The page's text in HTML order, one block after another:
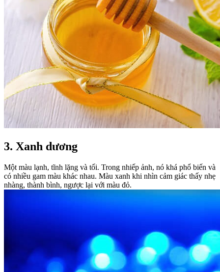
3. Xanh dương
Một màu lạnh, tĩnh lặng và tối. Trong nhiếp ảnh, nó khá phổ biến và
có nhiều gam màu khác nhau. Màu xanh khi nhìn cảm giác thấy nhẹ
nhàng, thành bình, ngược lại với màu đỏ.